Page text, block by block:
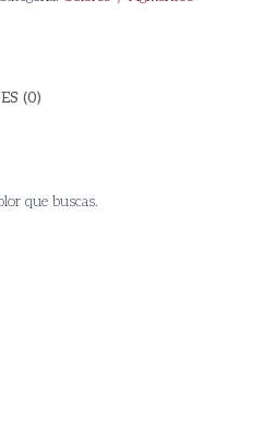
(0)
que buscas.